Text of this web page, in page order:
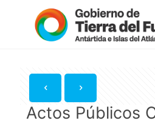
Actos Públicos